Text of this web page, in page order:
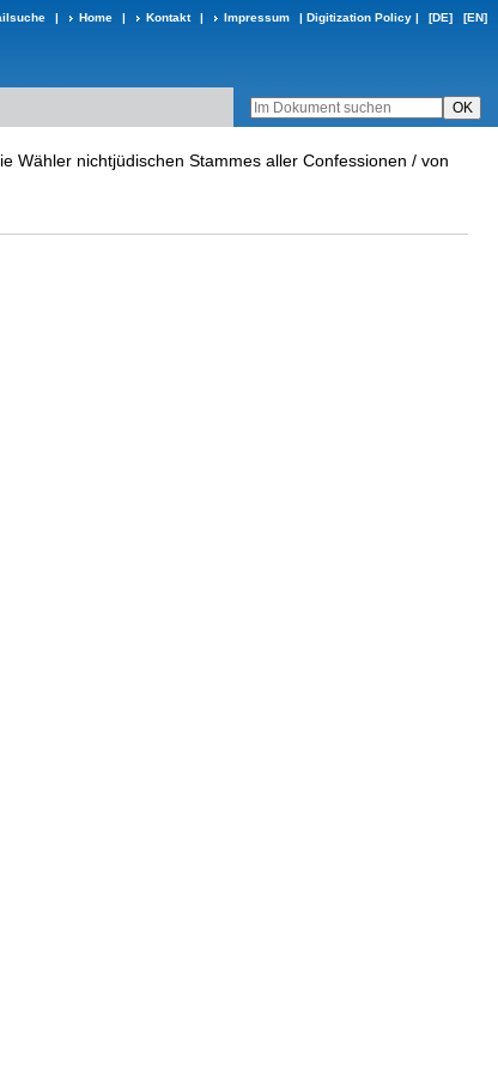
| Home | Kontakt | Impressum | Digitization Policy | [DE] [EN]
Wähler nichtjüdischen Stammes aller Confessionen / von